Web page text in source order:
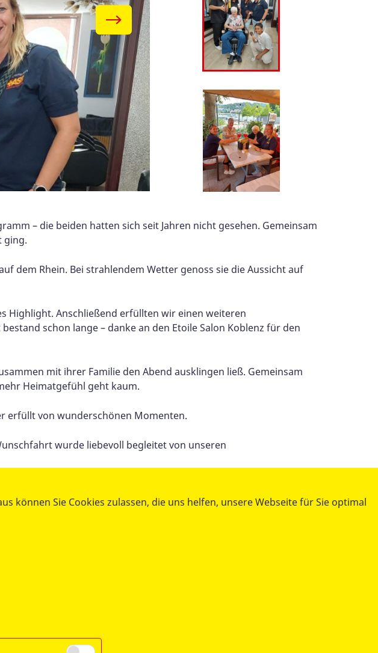
– die beiden hatten sich seit Jahren nicht gesehen. Gemeinsam
ging.
dem Rhein. Bei strahlendem Wetter genoss sie die Aussicht auf
Highlight. Anschließend erfüllten wir einen weiteren
schon lange – danke an den Etoile Salon Koblenz für den
mit ihrer Familie den Abend ausklingen ließ. Gemeinsam
Heimatgefühl geht kaum.
erfüllt von wunderschönen Momenten.
wurde liebevoll begleitet von unseren
können Sie Cookies zulassen, die uns helfen, unsere Webseite für Sie optimal